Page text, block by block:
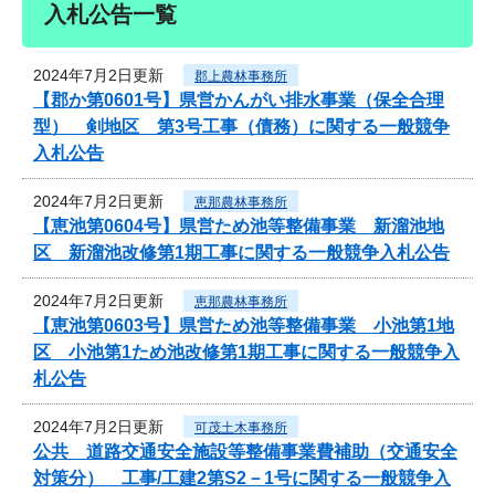
入札公告一覧
2024年7月2日更新 郡上農林事務所
【郡か第0601号】県営かんがい排水事業（保全合理
型） 剣地区 第3号工事（債務）に関する一般競争
入札公告
2024年7月2日更新 恵那農林事務所
【恵池第0604号】県営ため池等整備事業 新溜池地
区 新溜池改修第1期工事に関する一般競争入札公告
2024年7月2日更新 恵那農林事務所
【恵池第0603号】県営ため池等整備事業 小池第1地
区 小池第1ため池改修第1期工事に関する一般競争入
札公告
2024年7月2日更新 可茂土木事務所
公共 道路交通安全施設等整備事業費補助（交通安全
対策分） 工事/工建2第S2－1号に関する一般競争入